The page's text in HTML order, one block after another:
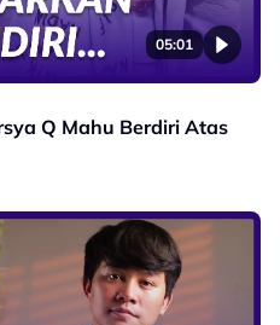
05:01
Q Mahu Berdiri Atas